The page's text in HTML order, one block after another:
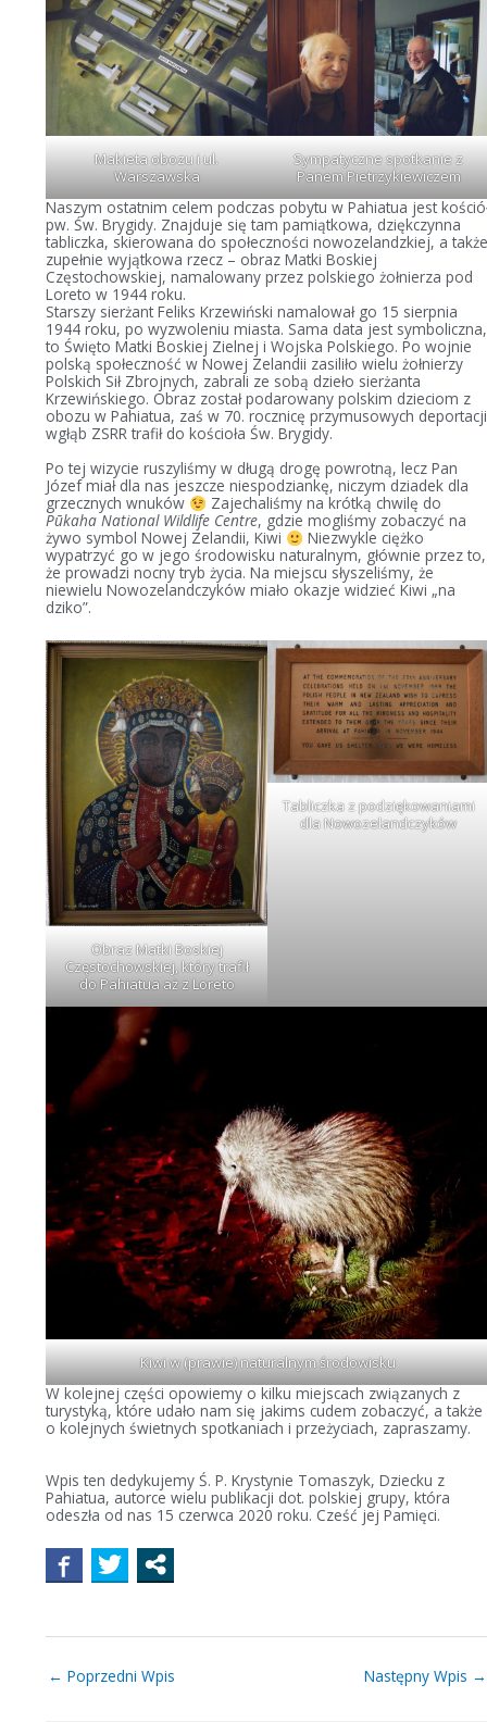
Makieta obozu i ul.
Warszawska
Sympatyczne spotkanie z
Panem Pietrzykiewiczem
Naszym ostatnim celem podczas pobytu w Pahiatua jest
pw. Św. Brygidy. Znajduje się tam pamiątkowa, dziękczynna
tabliczka, skierowana do społeczności nowozelandzkiej, a
zupełnie wyjątkowa rzecz – obraz Matki Boskiej
Częstochowskiej, namalowany przez polskiego żołnierza pod
Loreto w 1944 roku.
Starszy sierżant Feliks Krzewiński namalował go 15 sierpnia
1944 roku, po wyzwoleniu miasta. Sama data jest symboliczna,
to Święto Matki Boskiej Zielnej i Wojska Polskiego. Po wojnie
polską społeczność w Nowej Zelandii zasiliło wielu żołnierzy
Polskich Sił Zbrojnych, zabrali ze sobą dzieło sierżanta
Krzewińskiego. Obraz został podarowany polskim dzieciom z
obozu w Pahiatua, zaś w 70. rocznicę przymusowych deportacji
wgłąb ZSRR trafił do kościoła Św. Brygidy.
Po tej wizycie ruszyliśmy w długą drogę powrotną, lecz Pan
Józef miał dla nas jeszcze niespodziankę, niczym dziadek dla
grzecznych wnuków
Zajechaliśmy na krótką chwilę do
Pūkaha National Wildlife Centre, gdzie mogliśmy zobaczyć na
żywo symbol Nowej Zelandii, Kiwi
Niezwykle ciężko
wypatrzyć go w jego środowisku naturalnym, głównie przez to,
że prowadzi nocny tryb życia. Na miejscu słyszeliśmy, że
niewielu Nowozelandczyków miało okazje widzieć Kiwi „na
dziko”.
Obraz Matki Boskiej
Częstochowskiej, który trafił
do Pahiatua aż z Loreto
Tabliczka z podziękowaniami
dla Nowozelandczyków
Kiwi w (prawie) naturalnym środowisku
W kolejnej części opowiemy o kilku miejscach związanych z
turystyką, które udało nam się jakims cudem zobaczyć, a także
o kolejnych świetnych spotkaniach i przeżyciach, zapraszamy.
Wpis ten dedykujemy Ś. P. Krystynie Tomaszyk, Dziecku z
Pahiatua, autorce wielu publikacji dot. polskiej grupy, która
odeszła od nas 15 czerwca 2020 roku. Cześć jej Pamięci.
← Poprzedni Wpis Następny Wpis →